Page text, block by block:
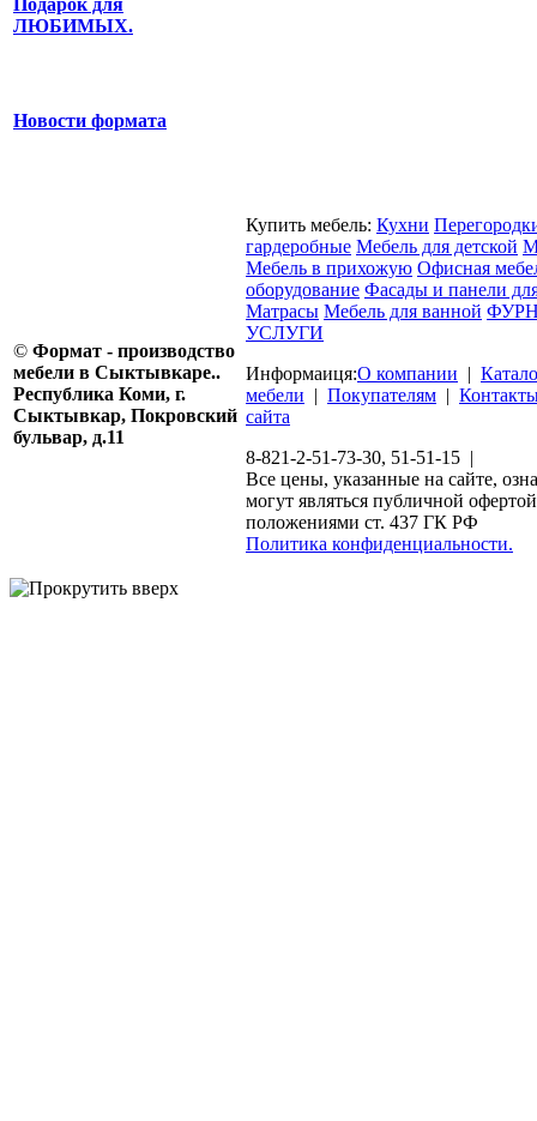
Подарок для
ЛЮБИМЫХ.
Новости формата
© Формат - производство
мебели в Сыктывкаре..
Республика Коми, г.
Сыктывкар, Покровский
бульвар, д.11
Купить мебель: Кухни
гардеробные Мебель для детской
Мебель в прихожую Офисная
оборудование Фасады и панели
Матрасы Мебель для ванной
УСЛУГИ
Информаиця:О компании |
мебели | Покупателям |
сайта
8-821-2-51-73-30, 51-51-15 |
Все цены, указанные на сайте,
могут являться публичной
положениями ст. 437 ГК РФ
Политика конфиденциальности.